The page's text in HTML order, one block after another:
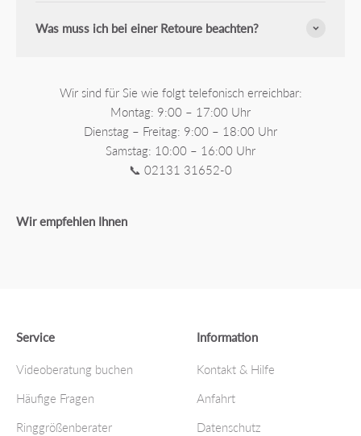
Was muss ich bei einer Retoure beachten?
Wir sind für Sie wie folgt telefonisch erreichbar:
Montag: 9:00 – 17:00 Uhr
Dienstag – Freitag: 9:00 – 18:00 Uhr
Samstag: 10:00 – 16:00 Uhr
📞 02131 31652-0
Wir empfehlen Ihnen
Service
Videoberatung buchen
Häufige Fragen
Ringgrößenberater
Information
Kontakt & Hilfe
Anfahrt
Datenschutz